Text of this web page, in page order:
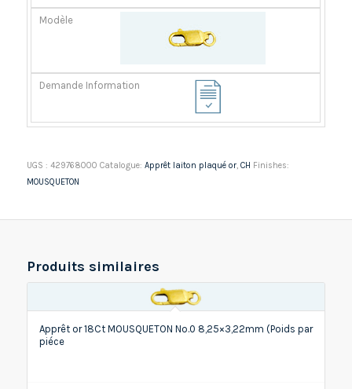
UGS : 429768000 Catalogue: Apprêt laiton plaqué or, CH Finishes:
MOUSQUETON
Produits similaires
Apprêt or 18Ct MOUSQUETON No.0 8,25×3,22mm (Poids par
piéce